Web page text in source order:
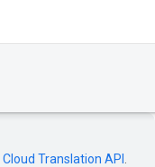
Cloud Translation API